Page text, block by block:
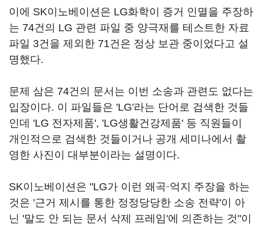
이에 SK이노베이션은 LG화학이 증거 인멸을 주장하
는 74건의 LG 관련 파일 중 양극재를 테스트한 자료
파일 3건을 제외한 71건은 정상 보관 중이었다고 설
명했다.
문제 삼은 74건의 문서는 이번 소송과 관련도 없다는
입장이다. 이 파일들은 'LG'라는 단어로 검색한 것들
인데 'LG 전자제품', 'LG생활건강제품' 등 직원들이
개인적으로 검색한 것들이거나 공개 세미나에서 촬
영한 사진이 대부분이라는 설명이다.
SK이노베이션은 "LG가 이런 왜곡·억지 주장을 하는
것은 '근거 제시를 통한 정정당당한 소송 전략'이 아
닌 '말도 안 되는 문서 삭제 프레임'에 의존하는 것"이